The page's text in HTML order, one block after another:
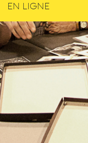
EN LIGNE